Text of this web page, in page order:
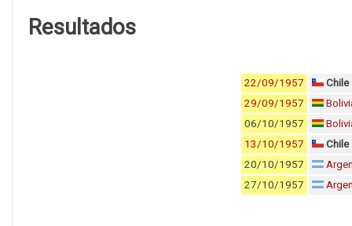
Resultados
22/09/1957
Chile
29/09/1957
06/10/1957
13/10/1957
Chile
20/10/1957
27/10/1957